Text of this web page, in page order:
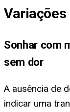
Variações
Sonhar com
sem dor
A ausência de
indicar uma